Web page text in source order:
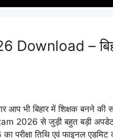
–
आप भी बिहार में शिक्षक बनने
2026 से जुड़ी बहुत बड़ी
का परीक्षा तिथि एवं फाइनल